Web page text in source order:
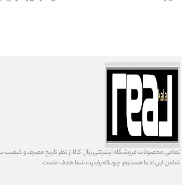
تمامى محصولات فروشگاه اينترنتى رئال كالا از نظر تاریخ مصرف و
ضامن اين ادعا هستيم، چونكه رضايت شما هدف ماست.